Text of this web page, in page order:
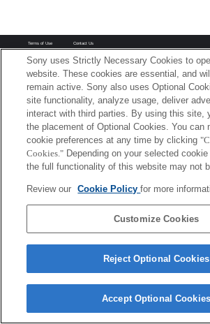
Terms of Use Contact Us
Sony uses Strictly Necessary Cookies to
website. These cookies are essential, and
remain active. Sony also uses Optional
site functionality, analyze usage, deliver
interact with third parties. By using this site,
the placement of Optional Cookies. You can
cookie preferences at any time by clicking
Cookies." Depending on your selected
the full functionality of this website may not
Review our Cookie Policyfor more
Customize Cookies
Reject Optional Cookies
Accept Optional Cookies